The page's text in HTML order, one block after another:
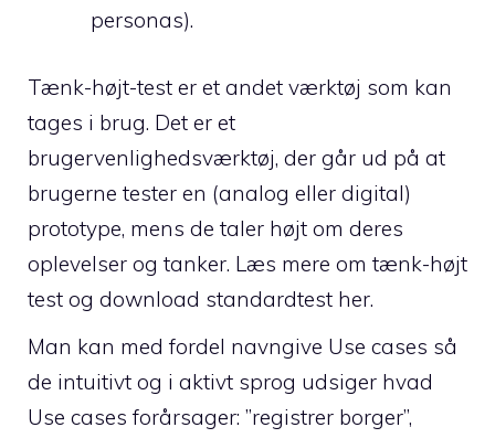
personas).
Tænk-højt-test er et andet værktøj som kan
tages i brug. Det er et
brugervenlighedsværktøj, der går ud på at
brugerne tester en (analog eller digital)
prototype, mens de taler højt om deres
oplevelser og tanker. Læs mere om tænk-højt
test og download standardtest her.
Man kan med fordel navngive Use cases så
de intuitivt og i aktivt sprog udsiger hvad
Use cases forårsager: ”registrer borger”,